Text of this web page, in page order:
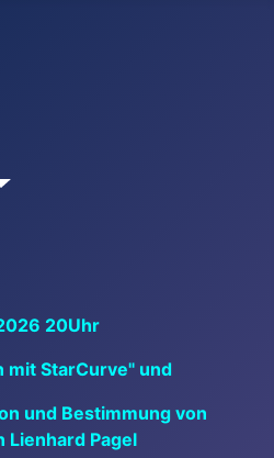
20Uhr
mit StarCurve" und
und Bestimmung von
Lienhard Pagel